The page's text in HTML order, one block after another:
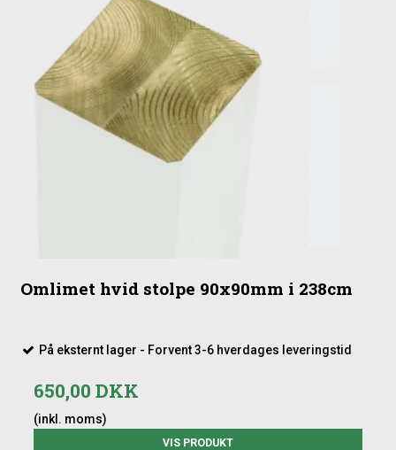
Omlimet hvid stolpe 90x90mm i 238cm
På eksternt lager - Forvent 3-6 hverdages leveringstid
650,00 DKK
(inkl. moms)
VIS PRODUKT